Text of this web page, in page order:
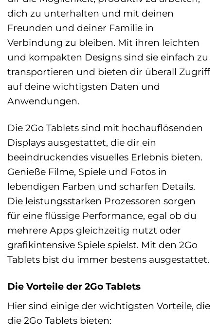
dich zu unterhalten und mit deinen
Freunden und deiner Familie in
Verbindung zu bleiben. Mit ihren leichten
und kompakten Designs sind sie einfach zu
transportieren und bieten dir überall Zugriff
auf deine wichtigsten Daten und
Anwendungen.
Die 2Go Tablets sind mit hochauflösenden
Displays ausgestattet, die dir ein
beeindruckendes visuelles Erlebnis bieten.
Genieße Filme, Spiele und Fotos in
lebendigen Farben und scharfen Details.
Die leistungsstarken Prozessoren sorgen
für eine flüssige Performance, egal ob du
mehrere Apps gleichzeitig nutzt oder
grafikintensive Spiele spielst. Mit den 2Go
Tablets bist du immer bestens ausgestattet.
Die Vorteile der 2Go Tablets
Hier sind einige der wichtigsten Vorteile, die
die 2Go Tablets bieten: